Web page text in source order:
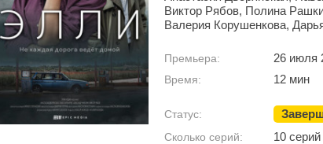
Виктор Рябов, Полина
Валерия Корушенкова,
Премьера: 26 июля
Время: 12 мин
Статус:
Сколько серий: 10 серий